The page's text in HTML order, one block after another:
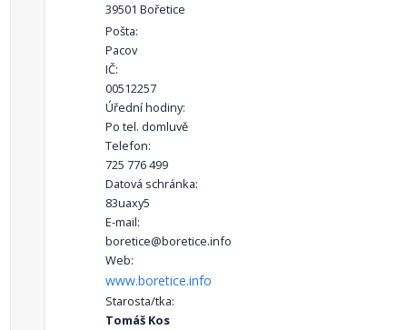
39501 Bořetice
Pošta:
Pacov
IČ:
00512257
Úřední hodiny:
Po tel. domluvě
Telefon:
725 776 499
Datová schránka:
83uaxy5
E-mail:
boretice@boretice.info
Web:
www.boretice.info
Starosta/tka:
Tomáš Kos